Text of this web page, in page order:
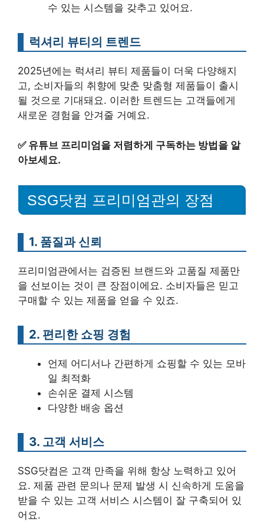
수 있는 시스템을 갖추고 있어요.
럭셔리 뷰티의 트렌드
2025년에는 럭셔리 뷰티 제품들이 더욱 다양해지
고, 소비자들의 취향에 맞춘 맞춤형 제품들이 출시
될 것으로 기대돼요. 이러한 트렌드는 고객들에게
새로운 경험을 안겨줄 거예요.
✅ 유튜브 프리미엄을 저렴하게 구독하는 방법을 알
아보세요.
SSG닷컴 프리미엄관의 장점
1. 품질과 신뢰
프리미엄관에서는 검증된 브랜드와 고품질 제품만
을 선보이는 것이 큰 장점이에요. 소비자들은 믿고
구매할 수 있는 제품을 얻을 수 있죠.
2. 편리한 쇼핑 경험
언제 어디서나 간편하게 쇼핑할 수 있는 모바
일 최적화
손쉬운 결제 시스템
다양한 배송 옵션
3. 고객 서비스
SSG닷컴은 고객 만족을 위해 항상 노력하고 있어
요. 제품 관련 문의나 문제 발생 시 신속하게 도움을
받을 수 있는 고객 서비스 시스템이 잘 구축되어 있
어요.